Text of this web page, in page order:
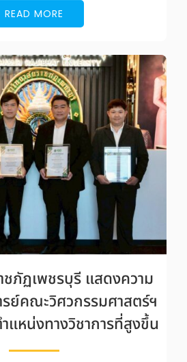
READ MORE
ชภัฏเพชรบุรี แสดงความ
ย์คณะวิศวกรรมศาสตร์ฯ
แหน่งทางวิชาการที่สูงขึ้น